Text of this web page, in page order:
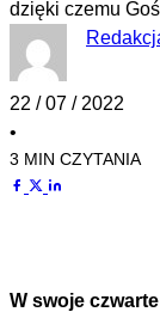
dzięki czemu
22 / 07 / 2022
•
3 MIN CZYTANIA
W swoje